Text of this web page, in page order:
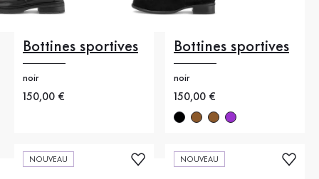
Bottines sportives
noir
Nouveau prix
150,00 €
Bottines sportives
noir
Nouveau prix
150,00 €
NOUVEAU NOUVEAU